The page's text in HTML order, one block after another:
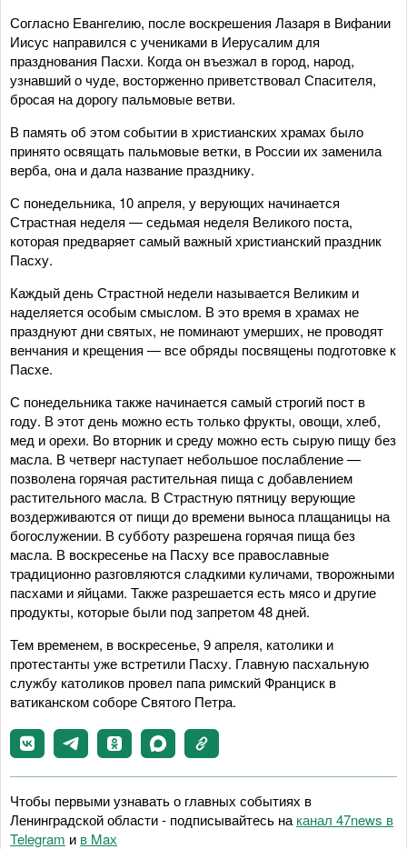
Согласно Евангелию, после воскрешения Лазаря в Вифании
Иисус направился с учениками в Иерусалим для
празднования Пасхи. Когда он въезжал в город, народ,
узнавший о чуде, восторженно приветствовал Спасителя,
бросая на дорогу пальмовые ветви.
В память об этом событии в христианских храмах было
принято освящать пальмовые ветки, в России их заменила
верба, она и дала название празднику.
С понедельника, 10 апреля, у верующих начинается
Страстная неделя — седьмая неделя Великого поста,
которая предваряет самый важный христианский праздник
Пасху.
Каждый день Страстной недели называется Великим и
наделяется особым смыслом. В это время в храмах не
празднуют дни святых, не поминают умерших, не проводят
венчания и крещения — все обряды посвящены подготовке к
Пасхе.
С понедельника также начинается самый строгий пост в
году. В этот день можно есть только фрукты, овощи, хлеб,
мед и орехи. Во вторник и среду можно есть сырую пищу без
масла. В четверг наступает небольшое послабление —
позволена горячая растительная пища с добавлением
растительного масла. В Страстную пятницу верующие
воздерживаются от пищи до времени выноса плащаницы на
богослужении. В субботу разрешена горячая пища без
масла. В воскресенье на Пасху все православные
традиционно разговляются сладкими куличами, творожными
пасхами и яйцами. Также разрешается есть мясо и другие
продукты, которые были под запретом 48 дней.
Тем временем, в воскресенье, 9 апреля, католики и
протестанты уже встретили Пасху. Главную пасхальную
службу католиков провел папа римский Франциск в
ватиканском соборе Святого Петра.
Чтобы первыми узнавать о главных событиях в
Ленинградской области - подписывайтесь на канал 47news в
Telegram и в Maх